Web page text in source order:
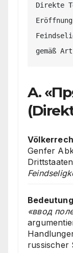
Direkte
Eröffnung
A.
Genfer
«ввод
russischer